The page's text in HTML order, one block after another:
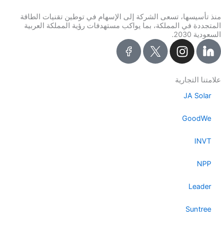
منذ تأسيسها، تسعى الشركة إلى الإسهام في توطين تقنيات الطاقة
المتجددة في المملكة، بما يواكب مستهدفات رؤية المملكة العربية
السعودية 2030.
I
n
t
r
علامتنا التجارية
JA Solar
GoodWe
INVT
NPP
Leader
Suntree